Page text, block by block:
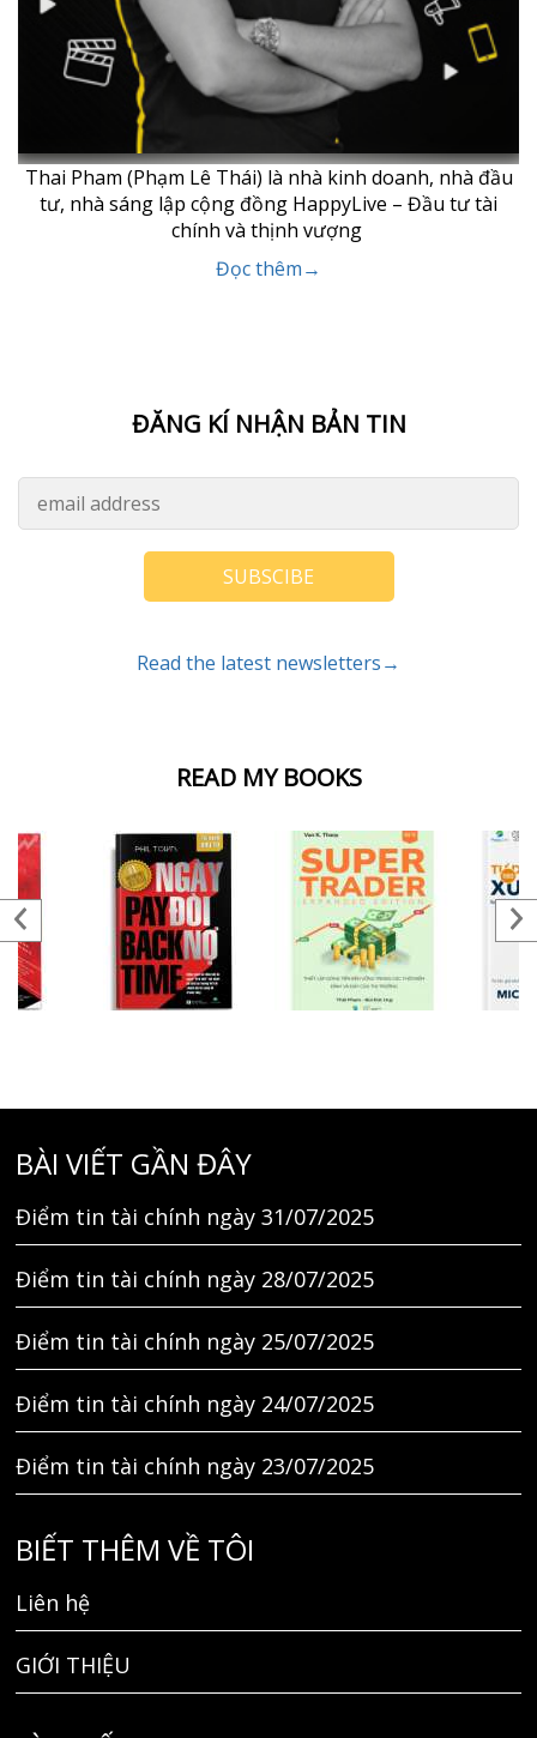
READ MY BOOKS
Thai Pham (Phạm Lê Thái) là nhà kinh doanh, nhà đầu
tư, nhà sáng lập cộng đồng HappyLive – Đầu tư tài
chính và thịnh vượng
Đọc thêm→
ĐĂNG KÍ NHẬN BẢN TIN
SUBSCIBE
Read the latest newsletters→
BÀI VIẾT GẦN ĐÂY
Điểm tin tài chính ngày 31/07/2025
Điểm tin tài chính ngày 28/07/2025
Điểm tin tài chính ngày 25/07/2025
Điểm tin tài chính ngày 24/07/2025
Điểm tin tài chính ngày 23/07/2025
BIẾT THÊM VỀ TÔI
Liên hệ
GIỚI THIỆU